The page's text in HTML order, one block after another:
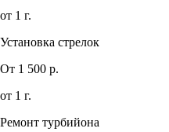
от 1 г.
Установка стрелок
От 1 500 р.
от 1 г.
Ремонт турбийона